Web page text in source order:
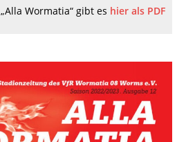
„Alla Wormatia“ gibt es hier als PDF